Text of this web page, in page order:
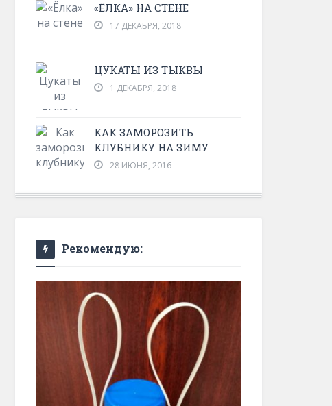
«ЁЛКА» НА СТЕНЕ
17 ДЕКАБРЯ, 2018
ЦУКАТЫ ИЗ ТЫКВЫ
1 ДЕКАБРЯ, 2018
КАК ЗАМОРОЗИТЬ
КЛУБНИКУ НА ЗИМУ
28 ИЮНЯ, 2016
Рекомендую: